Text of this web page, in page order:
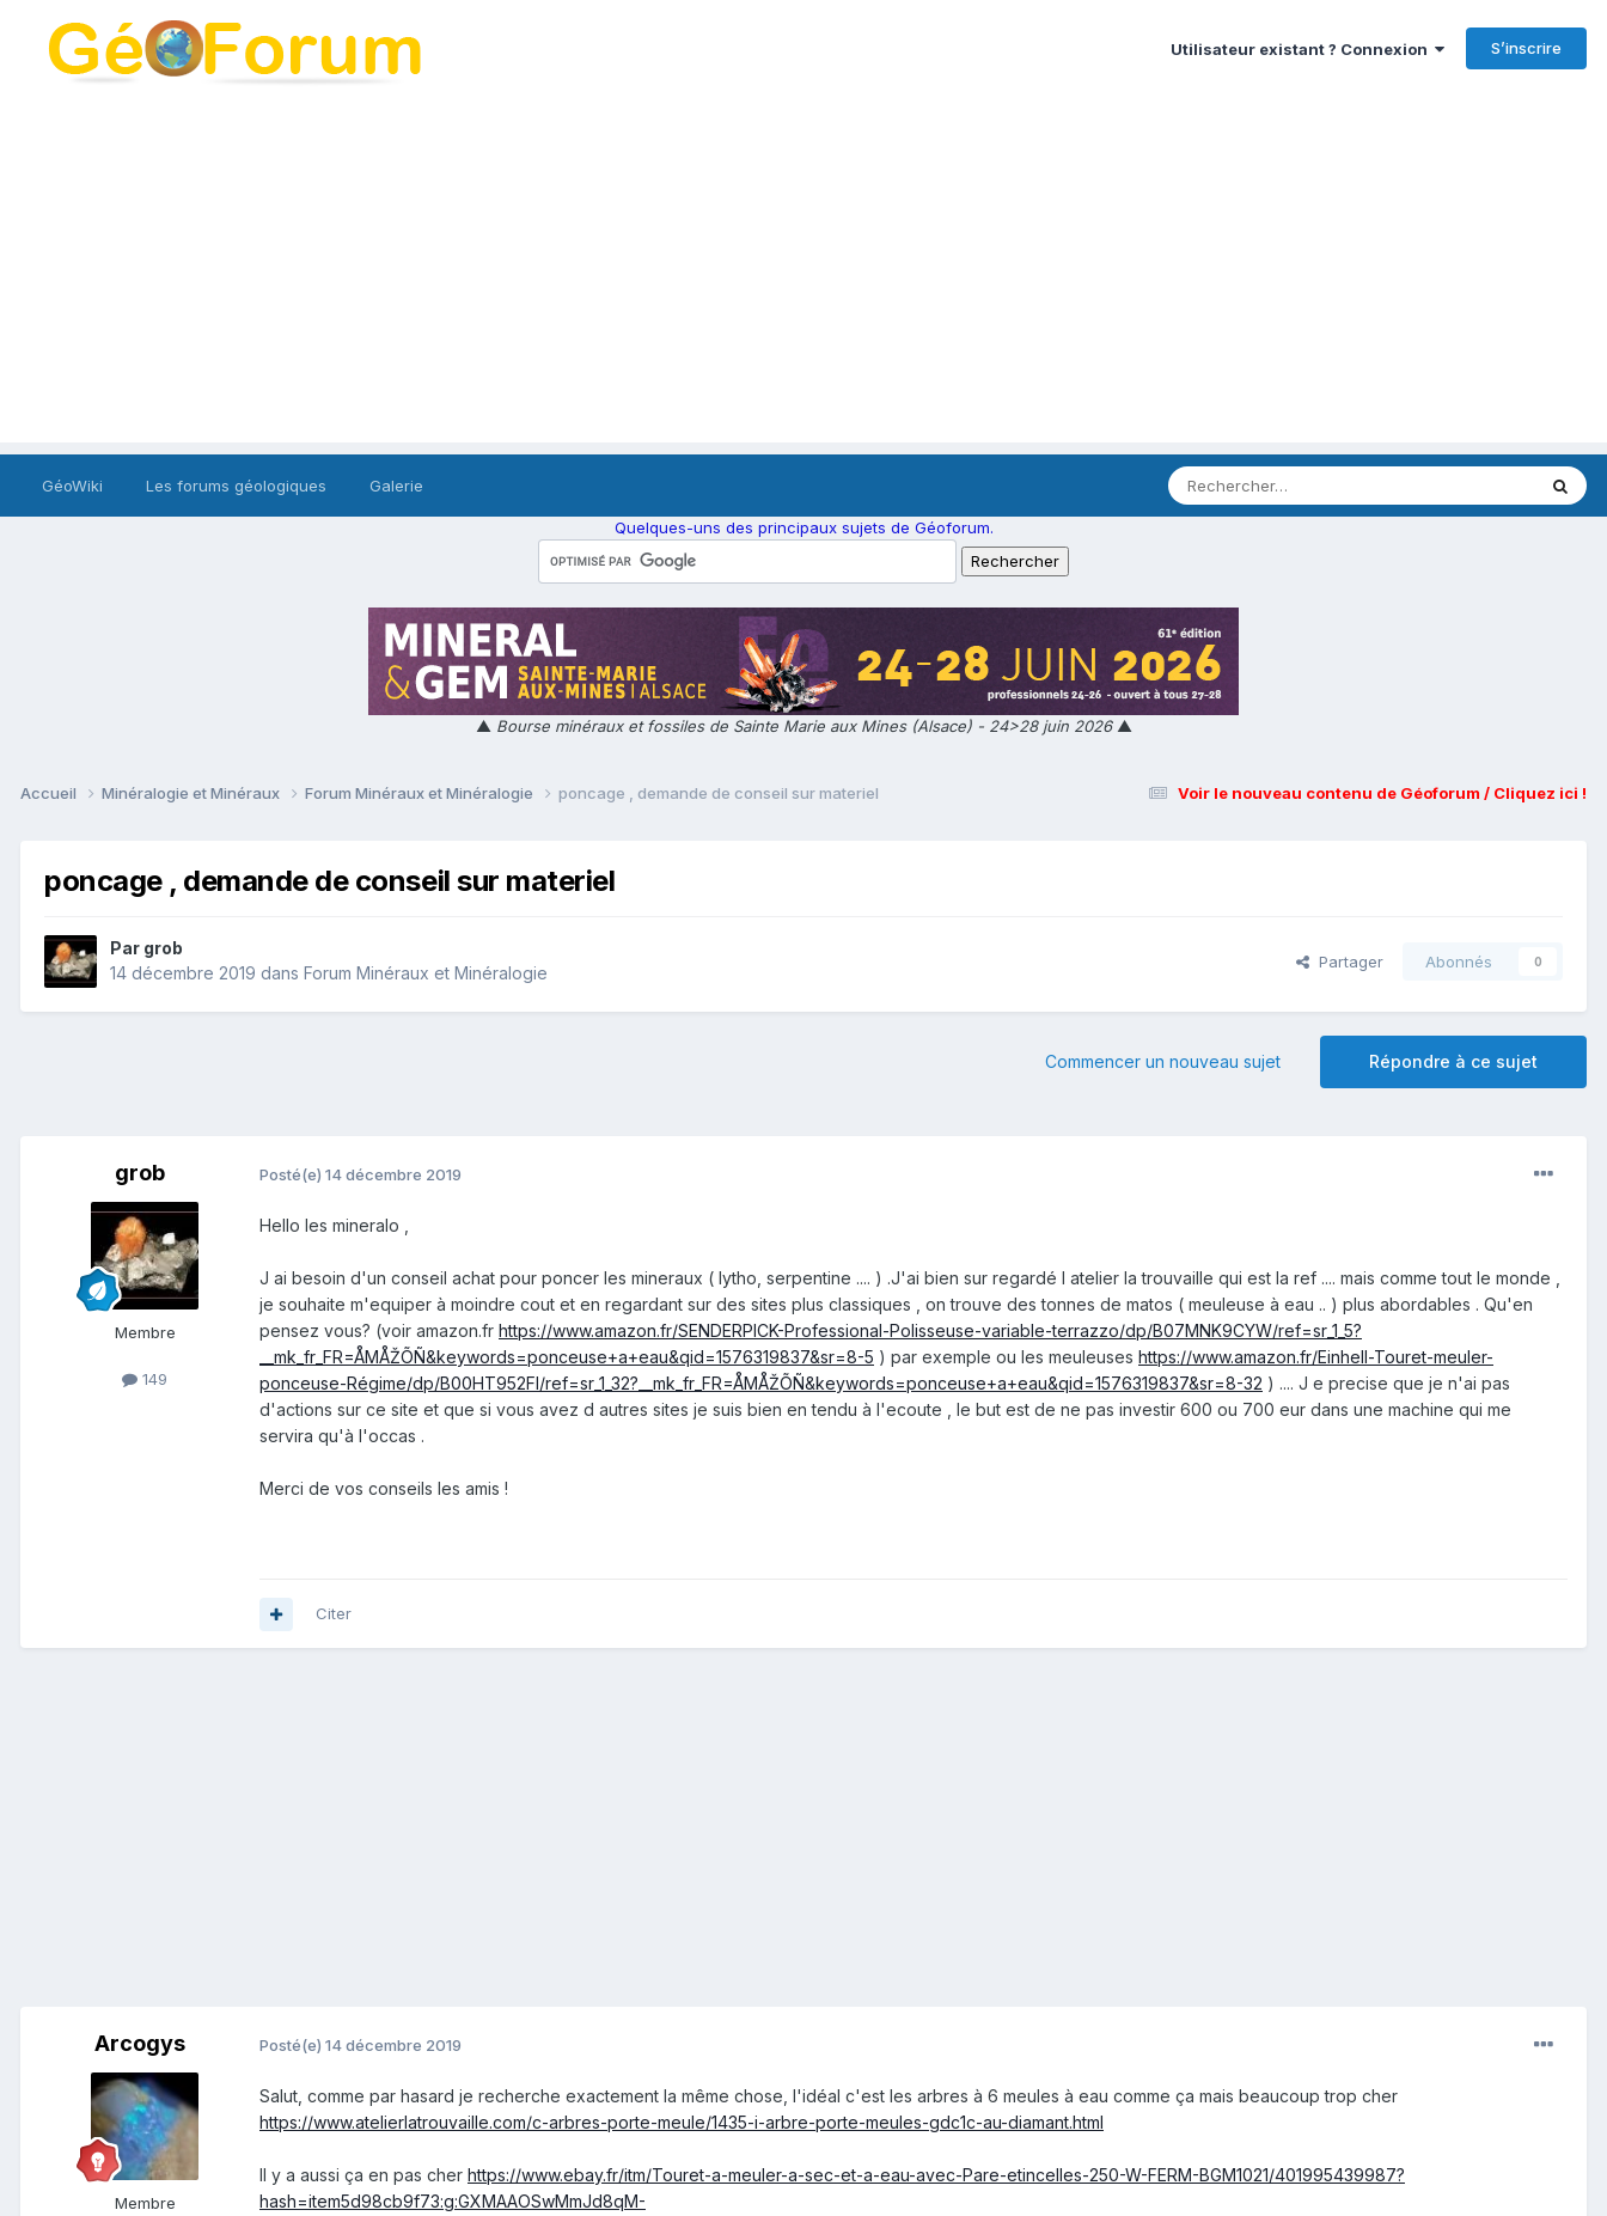
Utilisateur existant ? Connexion S’inscrire
GéoWiki Les forums géologiques Galerie
Quelques-uns des principaux sujets de Géoforum.
▲ Bourse minéraux et fossiles de Sainte Marie aux Mines (Alsace) - 24>28 juin 2026▲
Voir le nouveau contenu de Géoforum / Cliquez ici !
Accueil Minéralogie et Minéraux Forum Minéraux et Minéralogie poncage , demande de conseil sur materiel
poncage , demande de conseil sur materiel
Par grob
14 décembre 2019 dans Forum Minéraux et Minéralogie
Partager Abonnés 0
Répondre à ce sujet
Commencer un nouveau sujet
grob
Membre
149
Posté(e) 14 décembre 2019
Hello les mineralo ,
J ai besoin d'un conseil achat pour poncer les mineraux ( lytho, serpentine .... ) .J'ai bien sur regardé l atelier la trouvaille qui est la ref .... mais comme tout le monde ,
je souhaite m'equiper à moindre cout et en regardant sur des sites plus classiques , on trouve des tonnes de matos ( meuleuse à eau .. ) plus abordables . Qu'en
pensez vous? (voir amazon.fr https://www.amazon.fr/SENDERPICK-Professional-Polisseuse-variable-terrazzo/dp/B07MNK9CYW/ref=sr_1_5?
__mk_fr_FR=ÅMÅŽÕÑ&keywords=ponceuse+a+eau&qid=1576319837&sr=8-5 ) par exemple ou les meuleuses https://www.amazon.fr/Einhell-Touret-meuler-
ponceuse-Régime/dp/B00HT952FI/ref=sr_1_32?__mk_fr_FR=ÅMÅŽÕÑ&keywords=ponceuse+a+eau&qid=1576319837&sr=8-32 ) .... J e precise que je n'ai pas
d'actions sur ce site et que si vous avez d autres sites je suis bien en tendu à l'ecoute , le but est de ne pas investir 600 ou 700 eur dans une machine qui me
servira qu'à l'occas .
Merci de vos conseils les amis !
Citer
Arcogys
Membre
Posté(e) 14 décembre 2019
Salut, comme par hasard je recherche exactement la même chose, l'idéal c'est les arbres à 6 meules à eau comme ça mais beaucoup trop cher
https://www.atelierlatrouvaille.com/c-arbres-porte-meule/1435-i-arbre-porte-meules-gdc1c-au-diamant.html
Il y a aussi ça en pas cher https://www.ebay.fr/itm/Touret-a-meuler-a-sec-et-a-eau-avec-Pare-etincelles-250-W-FERM-BGM1021/401995439987?
hash=item5d98cb9f73:g:GXMAAOSwMmJd8qM-